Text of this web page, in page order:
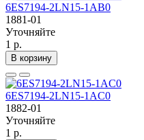
6ES7194-2LN15-1AB0
1881-01
Уточняйте
1 р.
В корзину
6ES7194-2LN15-1AC0
1882-01
Уточняйте
1 р.